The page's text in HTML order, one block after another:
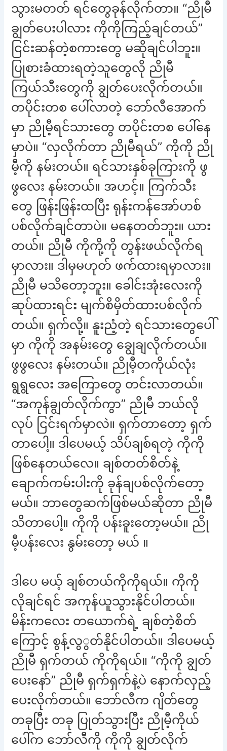
သွားမတတ် ရင်တွေခုန်လိုက်တာ။ “ညိုမီ
ချွတ်ပေးပါလား ကိုကိုကြည့်ချင်တယ်”
ငြင်းဆန်တဲ့စကားတွေ မဆိုချင်ပါဘူး။
ပြုစားခံထားရတဲ့သူတွေလို ညိုမီ
ကြယ်သီးတွေကို ချွတ်ပေးလိုက်တယ်။
တပိုင်းတစ ပေါ်လာတဲ့ ဘော်လီအောက်
မှာ ညိုမီ့ရင်သားတွေ တပိုင်းတစ ပေါ်နေ
မှာပဲ။ “လှလိုက်တာ ညိုမီရယ်” ကိုကို ညို
မီ့ကို နမ်းတယ်။ ရင်သားနှစ်ခုကြားကို ဖွ
ဖွလေး နမ်းတယ်။ အဟင့်။ ကြက်သီး
တွေ ဖြန်းဖြန်းထပြီး ရုန်းကန်အော်ဟစ်
ပစ်လိုက်ချင်တာပဲ။ မနေတတ်ဘူး။ ယား
တယ်။ ညိုမီ ကိုကို့ကို တွန်းဖယ်လိုက်ရ
မှာလား။ ဒါမှမဟုတ် ဖက်ထားရမှာလား။
ညိုမီ မသိတော့ဘူး။ ခေါင်းအုံးလေးကို
ဆုပ်ထားရင်း မျက်စိမှိတ်ထားပစ်လိုက်
တယ်။ ရှက်လို့။ နူးညံ့တဲ့ ရင်သားတွေပေါ်
မှာ ကိုကို အနမ်းတွေ ချွေချလိုက်တယ်။
ဖွဖွလေး နမ်းတယ်။ ညိုမီ့တကိုယ်လုံး
ရွရွလေး အကြောတွေ တင်းလာတယ်။
“အကုန်ချွတ်လိုက်ကွာ” ညိုမီ ဘယ်လို
လုပ် ငြင်းရက်မှာလဲ။ ရှက်တာတော့ ရှက်
တာပေါ့။ ဒါပေမယ့် သိပ်ချစ်ရတဲ့ ကိုကို
ဖြစ်နေတယ်လေ။ ချစ်တတ်စိတ်နဲ့
ချောက်ကမ်းပါးကို ခုန်ချပစ်လိုက်တော့
မယ်။ ဘာတွေဆက်ဖြစ်မယ်ဆိုတာ ညိုမီ
သိတာပေါ့။ ကိုကို ပန်းခူးတော့မယ်။ ညို
မီ့ပန်းလေး နွမ်းတော့ မယ် ။
ဒါပေ မယ့် ချစ်တယ်ကိုကိုရယ်။ ကိုကို
လိုချင်ရင် အကုန်ယူသွားနိုင်ပါတယ်။
မိန်းကလေး တယောက်ရဲ့ ချစ်တဲ့စိတ်
ကြောင့် စွန့်လွွတ်နိုင်ပါတယ်။ ဒါပေမယ့်
ညိုမီ ရှက်တယ် ကိုကိုရယ်။ “ကိုကို ချွတ်
ပေးနော်” ညိုမီ ရှက်ရှက်နဲ့ပဲ နောက်လှည့်
ပေးလိုက်တယ်။ ဘော်လီက ဂျိတ်တွေ
တခုပြီး တခု ပြုတ်သွားပြီး ညိုမီ့ကိုယ်
ပေါ်က ဘော်လီကို ကိုကို ချွတ်လိုက်